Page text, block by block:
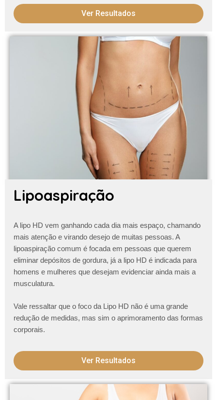
Ver Resultados
Lipoaspiração
A lipo HD vem ganhando cada dia mais espaço, chamando
mais atenção e virando desejo de muitas pessoas. A
lipoaspiração comum é focada em pessoas que querem
eliminar depósitos de gordura, já a lipo HD é indicada para
homens e mulheres que desejam evidenciar ainda mais a
musculatura.
Vale ressaltar que o foco da Lipo HD não é uma grande
redução de medidas, mas sim o aprimoramento das formas
corporais.
Ver Resultados